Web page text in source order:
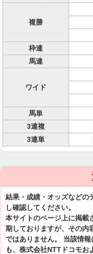
複勝
枠連
馬連
ワイド
馬単
3連複
3連単
結果・成績・オッズなどの
し確認してください。
本サイトのページ上に掲載
期しておりますが、その内
ではありません。 当該情
も、株式会社NTTドコモお